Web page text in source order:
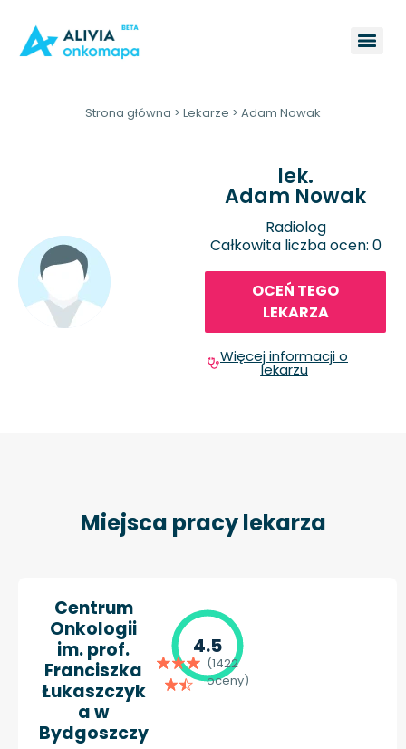
Strona główna > Lekarze > Adam Nowak
lek.
Adam Nowak
Radiolog
Całkowita liczba ocen: 0
OCEŃ TEGO
LEKARZA
Więcej informacji o
lekarzu
Miejsca pracy lekarza
Centrum
Onkologii
im. prof.
Franciszka
Łukaszczyk
a w
Bydgoszczy
4.5
(1422
oceny)